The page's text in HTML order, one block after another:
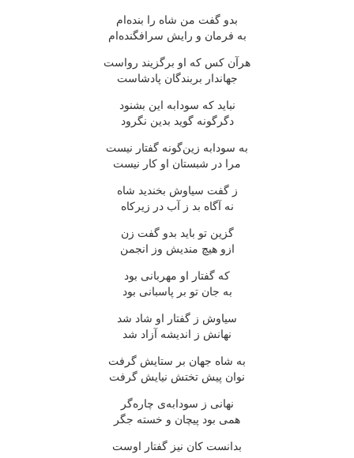
بدو گفت من شاه را بنده‌ام
به فرمان و رایش سرافگنده‌ام
هرآن کس که او برگزیند رواست
جهاندار بربندگان پادشاست
نباید که سودابه این بشنود
دگرگونه گوید بدین نگرود
به سودابه زین‌گونه گفتار نیست
مرا در شبستان او کار نیست
ز گفت سیاوش بخندید شاه
نه آگاه بد ز آب در زیرکاه
گزین تو باید بدو گفت زن
ازو هیچ مندیش وز انجمن
که گفتار او مهربانی بود
به جان تو بر پاسبانی بود
سیاوش ز گفتار او شاد شد
نهانش ز اندیشه آزاد شد
به شاه جهان بر ستایش گرفت
نوان پیش تختش نیایش گرفت
نهانی ز سودابه‌ی چاره‌گر
همی بود پیچان و خسته جگر
بدانست کان نیز گفتار اوست